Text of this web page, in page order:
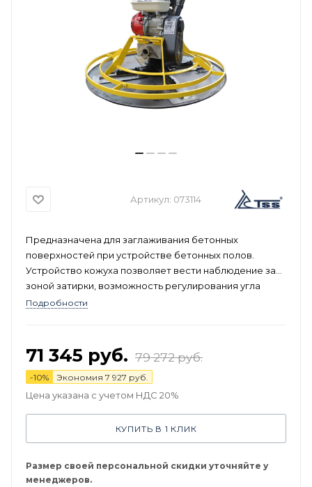
Артикул: 073114
Предназначена для заглаживания бетонных
поверхностей при устройстве бетонных полов.
Устройство кожуха позволяет вести наблюдение за
зоной затирки, возможность регулирования угла
наклона ручки и лопастей.
Подробности
71 345 руб. 79 272руб.
-10% Экономия 7 927 руб.
Цена указана с учетом НДС 20%
КУПИТЬ В 1 КЛИК
Размер своей персональной скидки уточняйте у
менеджеров.